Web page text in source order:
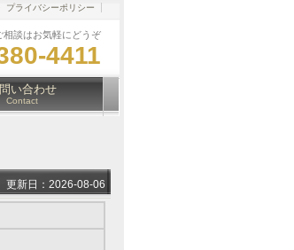
相談はお気軽にどうぞ
4411
プライバシーポリシー
い合わせ
Contact
更新日：2026-08-06